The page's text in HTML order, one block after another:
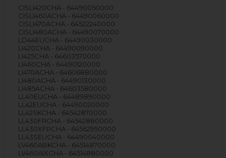
CISLI420CHA - 64490050000
CISLI460ACHA - 64490060000
CISLI470ACHA - 64522240000
CISLI480ACHA - 64490070000
LD44EUCHA - 64490030000
LI420CHA - 64490090000
LI425CHA - 64603570000
LI460CHA - 64490120000
LI470ACHA - 64606880000
LI480ACHA - 64490130000
LI485ACHA - 64603580000
LL40EUCHA - 64489890000
LL42EUCHA - 64490020000
LL42SKCHA - 64542870000
LL430FRCHA - 64542880000
LL430XFRCHA - 64562950000
LL43SEUCHA - 64490040000
LV460ABKCHA - 64514870000
LV460AIXCHA - 64514880000